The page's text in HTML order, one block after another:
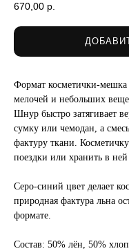
670,00 р.
Формат косметички-
мелочей и небольших
Шнур быстро затягивает
сумку или чемодан, а
фактуру ткани.
поездки или хранить в
Серо-синий цвет делает
природная фактура льна
формате.
Состав: 50% лён, 50%